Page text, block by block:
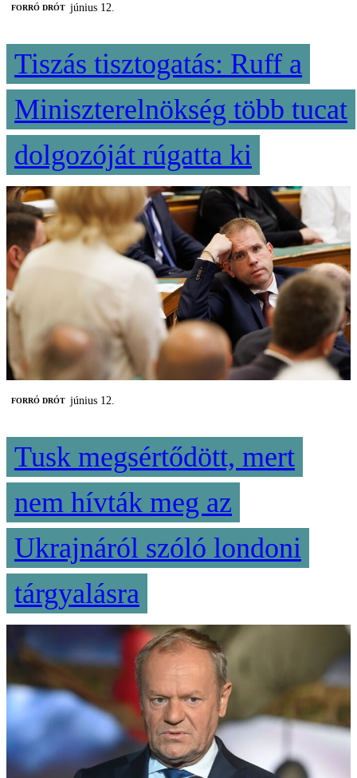
FORRÓ DRÓT június 12.
Tiszás tisztogatás: Ruff a
Miniszterelnökség több tucat
dolgozóját rúgatta ki
FORRÓ DRÓT június 12.
Tusk megsértődött, mert
nem hívták meg az
Ukrajnáról szóló londoni
tárgyalásra